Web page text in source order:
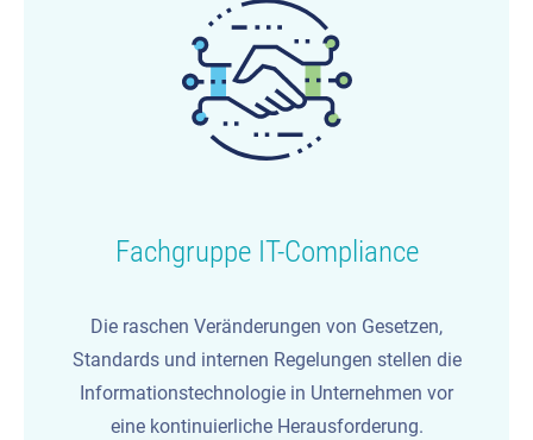
Fachgruppe IT-Compliance
Die raschen Veränderungen von Gesetzen,
Standards und internen Regelungen stellen die
Informationstechnologie in Unternehmen vor
eine kontinuierliche Herausforderung.